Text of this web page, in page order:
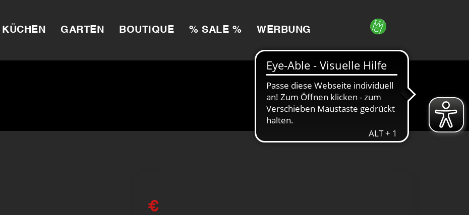
KÜCHEN GARTEN BOUTIQUE % SALE % WERBUNG
€